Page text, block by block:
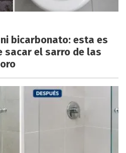
bicarbonato: esta es
sacar el sarro de las